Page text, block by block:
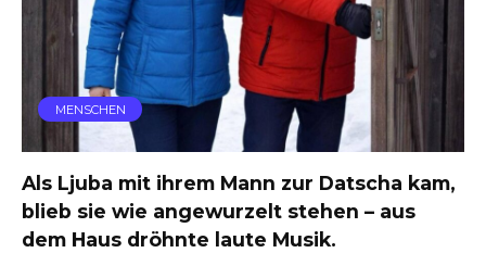
MENSCHEN
Als Ljuba mit ihrem Mann zur Datscha kam,
blieb sie wie angewurzelt stehen – aus
dem Haus dröhnte laute Musik.